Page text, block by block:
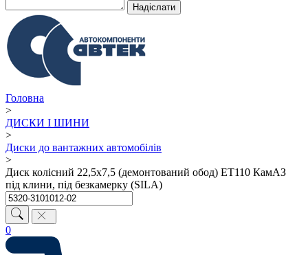
Надiслати
Головна
>
ДИСКИ І ШИНИ
>
Диски до вантажних автомобілів
>
Диск колісний 22,5х7,5 (демонтований обод) ET110 КамАЗ
під клини, під безкамерку (SILA)
0